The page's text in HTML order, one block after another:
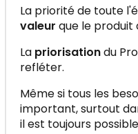
La priorité de toute
valeur que le produit
La priorisationdu
refléter.
Même si tous les
important, surtout
il est toujours